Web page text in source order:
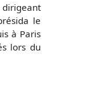
dirigeant
le
à Paris
lors du